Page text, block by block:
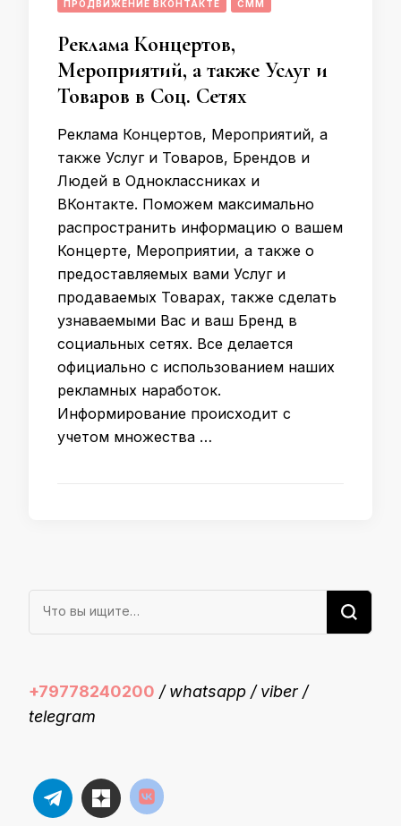
ПРОДВИЖЕНИЕ ВКОНТАКТЕ СММ
Реклама Концертов,
Мероприятий, а также Услуг и
Товаров в Соц. Сетях
Реклама Концертов, Мероприятий, а
также Услуг и Товаров, Брендов и
Людей в Одноклассниках и
ВКонтакте. Поможем максимально
распространить информацию о вашем
Концерте, Мероприятии, а также о
предоставляемых вами Услуг и
продаваемых Товарах, также сделать
узнаваемыми Вас и ваш Бренд в
социальных сетях. Все делается
официально с использованием наших
рекламных наработок.
Информирование происходит с
учетом множества …
Ищите
+79778240200 / whatsapp / viber /
telegram